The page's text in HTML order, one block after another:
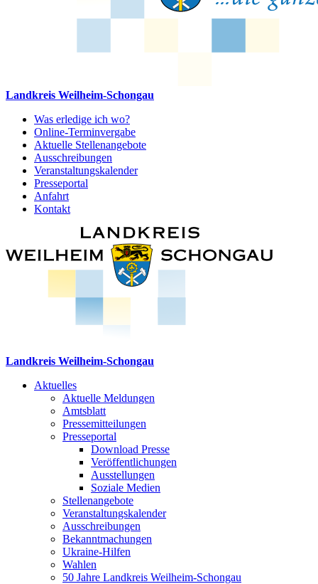
Landkreis Weilheim-Schongau
Was erledige ich wo?
Online-Terminvergabe
Aktuelle Stellenangebote
Ausschreibungen
Veranstaltungskalender
Presseportal
Anfahrt
Kontakt
Landkreis Weilheim-Schongau
Aktuelles
Aktuelle Meldungen
Amtsblatt
Pressemitteilungen
Presseportal
Download Presse
Veröffentlichungen
Ausstellungen
Soziale Medien
Stellenangebote
Veranstaltungskalender
Ausschreibungen
Bekanntmachungen
Ukraine-Hilfen
Wahlen
50 Jahre Landkreis Weilheim-Schongau